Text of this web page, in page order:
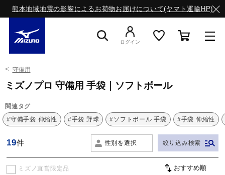
熊本地域地震の影響によるお荷物お届けについて(ヤマト運輸HP)
ログイン
守備用
ミズノプロ 守備用 手袋｜ソフトボール
関連タグ
#守備手袋 伸縮性
#手袋 野球 #ソフトボール 手袋 #手袋 伸縮性
19件 性別を選択 絞り込み検索
ミズノ直営限定品